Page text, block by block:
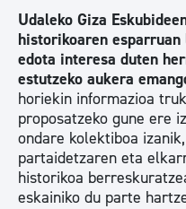
Udaleko Giza
historikoaren
edota interesa duten
estutzeko aukera
horiekin informazioa
proposatzeko gune ere
ondare kolektiboa
partaidetzaren eta
historikoa
eskainiko du parte